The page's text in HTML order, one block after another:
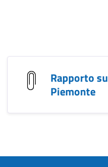
Rapporto
Piemonte